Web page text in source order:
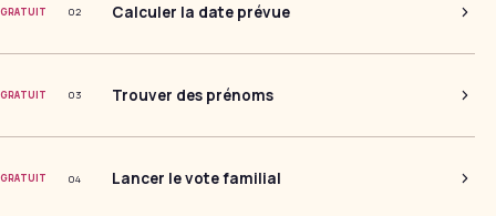
GRATUIT 02 Calculer la date prévue
GRATUIT 03 Trouver des prénoms
GRATUIT 04 Lancer le vote familial